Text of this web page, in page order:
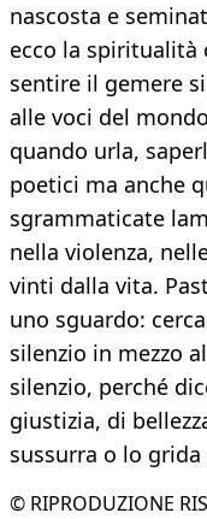
nascosta e
ecco la spiritualità
sentire il gemere
alle voci del
quando urla,
poetici ma anche
sgrammaticate
nella violenza,
vinti dalla vita.
uno sguardo:
silenzio in mezzo
silenzio, perché
giustizia, di
sussurra o lo
© RIPRODUZIONE